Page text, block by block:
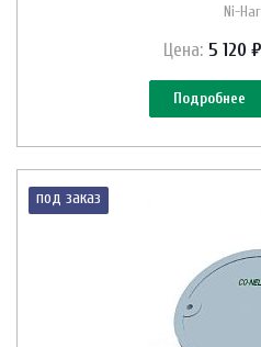
Ni-
Цена: 5 120
Подробнее
под заказ